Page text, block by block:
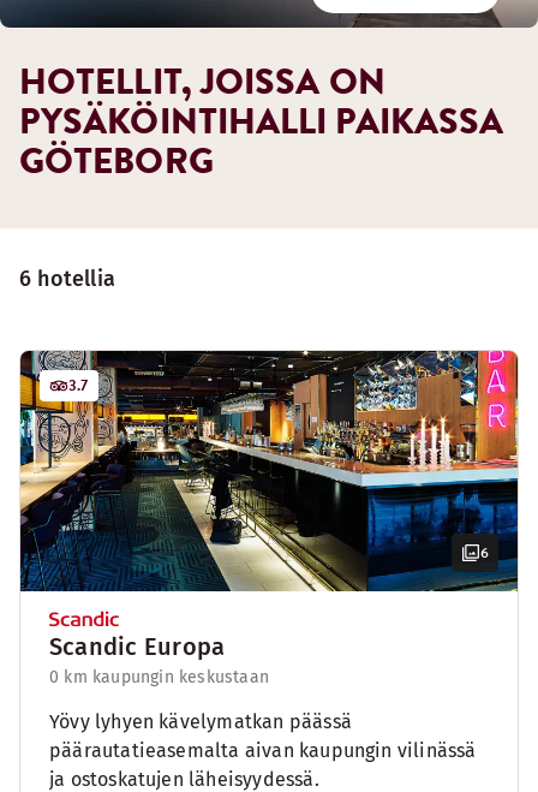
6 hotellia
6
3.7
Scandic Europa
0 km kaupungin keskustaan
Yövy lyhyen kävelymatkan päässä
päärautatieasemalta aivan kaupungin vilinässä
ja ostoskatujen läheisyydessä.
HOTELLIT, JOISSA ON
PYSÄKÖINTIHALLI PAIKASSA
GÖTEBORG